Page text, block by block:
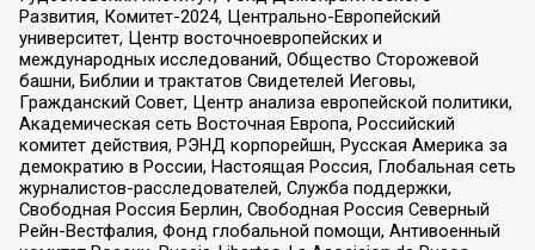
Развития, Комитет-2024, Центрально-Европейский
университет, Центр восточноевропейских и
международных исследований, Общество Сторожевой
башни, Библии и трактатов Свидетелей Иеговы,
Гражданский Совет, Центр анализа европейской политики,
Академическая сеть Восточная Европа, Российский
комитет действия, РЭНД корпорейшн, Русская Америка за
демократию в России, Настоящая Россия, Глобальная сеть
журналистов-расследователей, Служба поддержки,
Свободная Россия Берлин, Свободная Россия Северный
Рейн-Вестфалия, Фонд глобальной помощи, Антивоенный